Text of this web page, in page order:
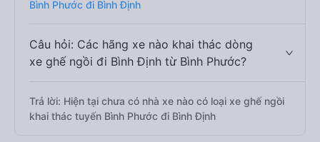
Bình Phước đi Bình Định
Câu hỏi: Các hãng xe nào khai thác dòng
xe ghế ngồi đi Bình Định từ Bình Phước?
Trả lời: Hiện tại chưa có nhà xe nào có loại xe ghế ngồi
khai thác tuyến Bình Phước đi Bình Định